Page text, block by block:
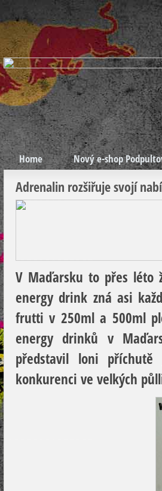
Home Nový e-shop
Adrenalin rozšiřuje svojí
V Maďarsku to přes léto
energy drink zná asi
frutti v 250ml a 500ml
energy drinků v
představil loni příchutě
konkurenci ve velkých